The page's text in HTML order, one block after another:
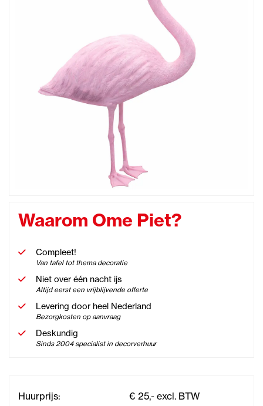
Waarom Ome Piet?
Compleet!
Van tafel tot thema decoratie
Niet over één nacht ijs
Altijd eerst een vrijblijvende offerte
Levering door heel Nederland
Bezorgkosten op aanvraag
Deskundig
Sinds 2004 specialist in decorverhuur
Huurprijs:
€ 25,- excl. BTW